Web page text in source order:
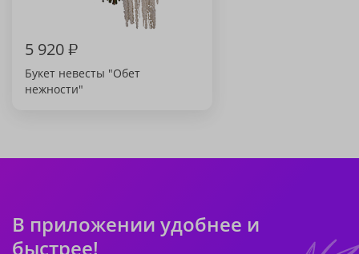
5 920₽
Букет невесты "Обет
нежности"
В приложении удобнее и
быстрее!